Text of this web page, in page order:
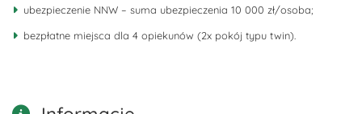
ubezpieczenie NNW – suma ubezpieczenia 10 000 zł/osoba;
bezpłatne miejsca dla 4 opiekunów (2x pokój typu twin).